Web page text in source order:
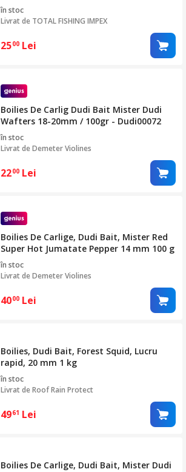
în stoc
Livrat de TOTAL FISHING IMPEX
2500 Lei
Boilies De Carlig Dudi Bait Mister Dudi
Wafters 18-20mm / 100gr - Dudi00072
în stoc
Livrat deDemeter Violines
2200 Lei
Boilies De Carlige, Dudi Bait, Mister Red
Super Hot Jumatate Pepper 14 mm 100 g
în stoc
Livrat deDemeter Violines
4000 Lei
Boilies, Dudi Bait, Forest Squid, Lucru
rapid, 20 mm 1 kg
în stoc
Livrat deRoof Rain Protect
4961 Lei
Boilies De Carlige, Dudi Bait, Mister Dudi